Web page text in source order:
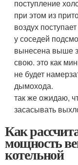
поступление
при этом из
воздух
у соседей
вынесена выше
свою. это как
не будет
дымохода.
так же ожидаю,
засасывать
Как
мощность
котельной